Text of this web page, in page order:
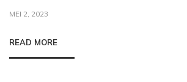
MEI 2, 2023
READ MORE